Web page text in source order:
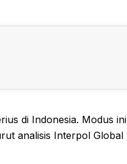
di Indonesia. Modus ini
analisis Interpol Global